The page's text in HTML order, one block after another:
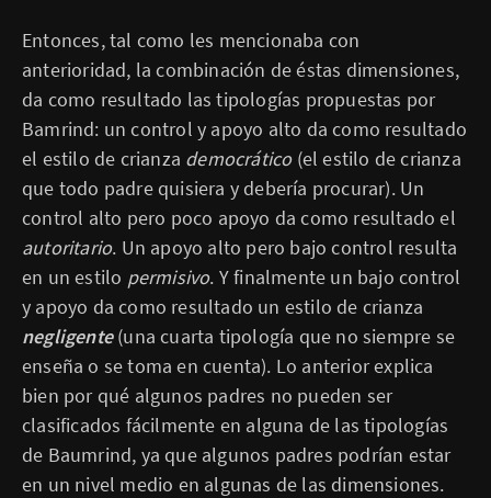
Entonces, tal como les mencionaba con
anterioridad, la combinación de éstas dimensiones,
da como resultado las tipologías propuestas por
Bamrind: un control y apoyo alto da como resultado
el estilo de crianza democrático (el estilo de crianza
que todo padre quisiera y debería procurar). Un
control alto pero poco apoyo da como resultado el
autoritario. Un apoyo alto pero bajo control resulta
en un estilo permisivo. Y finalmente un bajo control
y apoyo da como resultado un estilo de crianza
negligente(una cuarta tipología que no siempre se
enseña o se toma en cuenta). Lo anterior explica
bien por qué algunos padres no pueden ser
clasificados fácilmente en alguna de las tipologías
de Baumrind, ya que algunos padres podrían estar
en un nivel medio en algunas de las dimensiones.